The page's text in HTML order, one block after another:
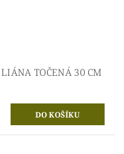
TOČENÁ 30 CM